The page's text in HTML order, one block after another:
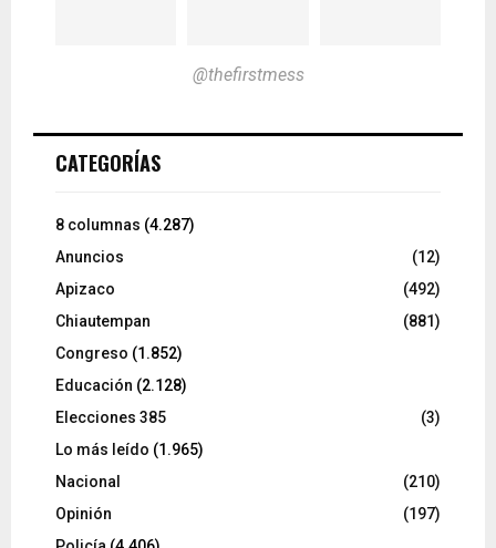
@thefirstmess
CATEGORÍAS
8 columnas (4.287)
Anuncios
(12)
Apizaco
(492)
Chiautempan
(881)
Congreso (1.852)
Educación (2.128)
Elecciones 385
(3)
Lo más leído (1.965)
Nacional
(210)
Opinión
(197)